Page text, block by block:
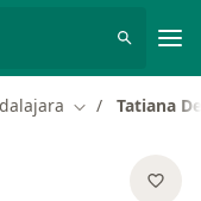
Cambiar de
Tatiana